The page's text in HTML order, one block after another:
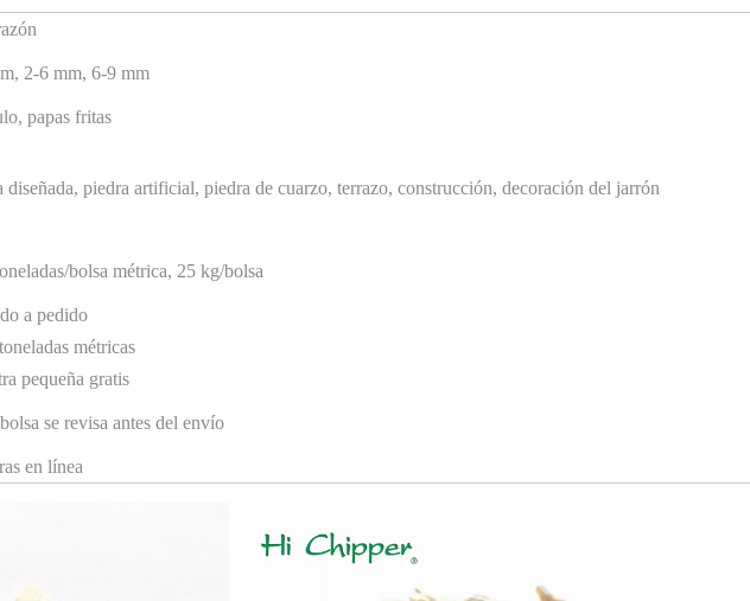
2-6 mm, 6-9 mm
papas fritas
diseñada, piedra artificial, piedra de cuarzo, terrazo, construcción, decoración del jarrón
bolsa métrica, 25 kg/bolsa
a pedido
métricas
pequeña gratis
se revisa antes del envío
en línea